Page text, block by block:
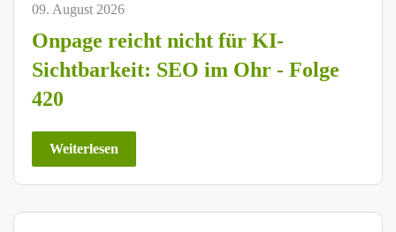
09. August 2026
Onpage reicht nicht für KI-
Sichtbarkeit: SEO im Ohr - Folge
420
Weiterlesen